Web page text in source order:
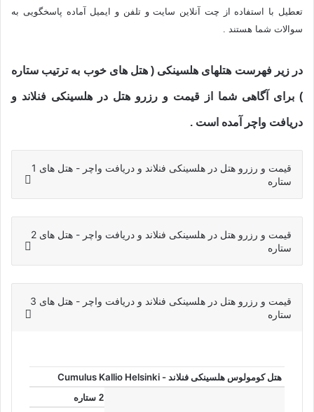
تعطیل با استفاده از چت آنلاین سایت و تلفن و ایمیل آماده پاسخگویی به
سوالات شما هستند .
در زیر فهرست هتلهای هلسینکی ( هتل های خوب به ترتیب ستاره
) برای آگاهی شما از قیمت و رزرو هتل در هلسینکی فنلاند و
دریافت واچر آمده است .
قیمت و رزرو هتل در هلسینکی فنلاند و دریافت واچر - هتل های 1
ستاره
قیمت و رزرو هتل در هلسینکی فنلاند و دریافت واچر - هتل های 2
ستاره
قیمت و رزرو هتل در هلسینکی فنلاند و دریافت واچر - هتل های 3
ستاره
هتل کومولوس هلسینکی فنلاند - Cumulus Kallio Helsinki
2 ستاره